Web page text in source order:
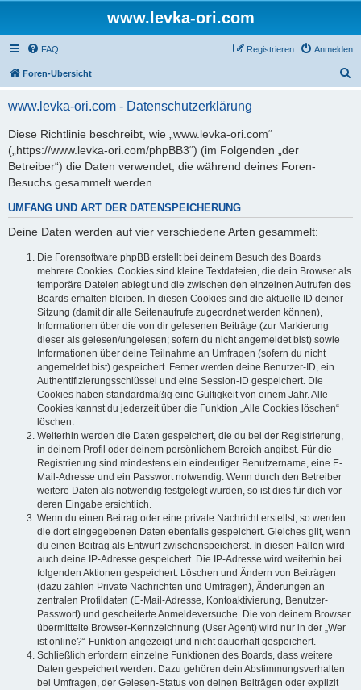
www.levka-ori.com
FAQ Anmelden
Registrieren
Foren-Übersicht
www.levka-ori.com - Datenschutzerklärung
Diese Richtlinie beschreibt, wie „www.levka-ori.com“
(„https://www.levka-ori.com/phpBB3“) (im Folgenden „der
Betreiber“) die Daten verwendet, die während deines Foren-
Besuchs gesammelt werden.
UMFANG UND ART DER DATENSPEICHERUNG
Deine Daten werden auf vier verschiedene Arten gesammelt:
Die Forensoftware phpBB erstellt bei deinem Besuch des Boards
mehrere Cookies. Cookies sind kleine Textdateien, die dein Browser als
temporäre Dateien ablegt und die zwischen den einzelnen Aufrufen des
Boards erhalten bleiben. In diesen Cookies sind die aktuelle ID deiner
Sitzung (damit dir alle Seitenaufrufe zugeordnet werden können),
Informationen über die von dir gelesenen Beiträge (zur Markierung
dieser als gelesen/ungelesen; sofern du nicht angemeldet bist) sowie
Informationen über deine Teilnahme an Umfragen (sofern du nicht
angemeldet bist) gespeichert. Ferner werden deine Benutzer-ID, ein
Authentifizierungsschlüssel und eine Session-ID gespeichert. Die
Cookies haben standardmäßig eine Gültigkeit von einem Jahr. Alle
Cookies kannst du jederzeit über die Funktion „Alle Cookies löschen“
löschen.
Weiterhin werden die Daten gespeichert, die du bei der Registrierung,
in deinem Profil oder deinem persönlichem Bereich angibst. Für die
Registrierung sind mindestens ein eindeutiger Benutzername, eine E-
Mail-Adresse und ein Passwort notwendig. Wenn durch den Betreiber
weitere Daten als notwendig festgelegt wurden, so ist dies für dich vor
deren Eingabe ersichtlich.
Wenn du einen Beitrag oder eine private Nachricht erstellst, so werden
die dort eingegebenen Daten ebenfalls gespeichert. Gleiches gilt, wenn
du einen Beitrag als Entwurf zwischenspeicherst. In diesen Fällen wird
auch deine IP-Adresse gespeichert. Die IP-Adresse wird weiterhin bei
folgenden Aktionen gespeichert: Löschen und Ändern von Beiträgen
(dazu zählen Private Nachrichten und Umfragen), Änderungen an
zentralen Profildaten (E-Mail-Adresse, Kontoaktivierung, Benutzer-
Passwort) und gescheiterte Anmeldeversuche. Die von deinem Browser
übermittelte Browser-Kennzeichnung (User Agent) wird nur in der „Wer
ist online?“-Funktion angezeigt und nicht dauerhaft gespeichert.
Schließlich erfordern einzelne Funktionen des Boards, dass weitere
Daten gespeichert werden. Dazu gehören dein Abstimmungsverhalten
bei Umfragen, der Gelesen-Status von deinen Beiträgen oder explizit